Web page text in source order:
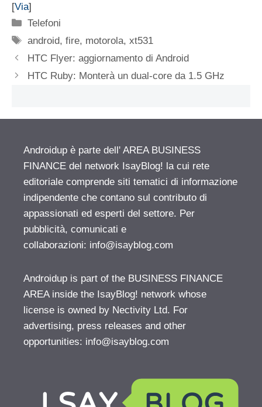
[Via]
Categorie
Telefoni
Tag
android,fire, motorola,xt531
HTC Flyer: aggiornamento di Android
HTC Ruby: Monterà un dual-core da 1.5 GHz
Androidup è parte dell' AREA BUSINESS
FINANCE del network IsayBlog! la cui rete
editoriale comprende siti tematici di informazione
indipendente che contano sul contributo di
appassionati ed esperti del settore. Per
pubblicità, comunicati e
collaborazioni: info@isayblog.com
Androidup is part of the BUSINESS FINANCE
AREA inside the IsayBlog! network whose
license is owned by Nectivity Ltd. For
advertising, press releases and other
opportunities: info@isayblog.com